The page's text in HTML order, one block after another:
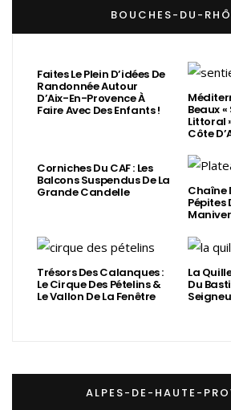
BOUCHES-DU-
Faites Le Plein D’idées De
Randonnée Autour
D’Aix-En-Provence À
Faire Avec Des Enfants ! Beaux
Littoral
Côte
Corniches Du CAF : Les
Balcons Suspendus De La
Grande Candelle Chaîne
Pépites
Trésors Des Calanques :
Le Cirque Des Pételins &
Le Vallon De La Fenêtre
La
Du
ALPES-DE-HAUTE-